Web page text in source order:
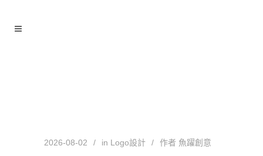
2026-08-02 in Logo設計 作者 魚躍創意